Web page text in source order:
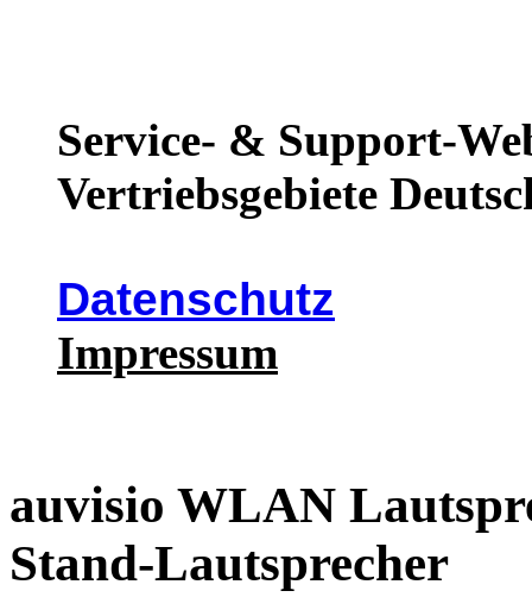
Service- & Support-
Vertriebsgebiete
Datenschutz
Impressum
auvisio WLAN
Stand-Lautsprecher